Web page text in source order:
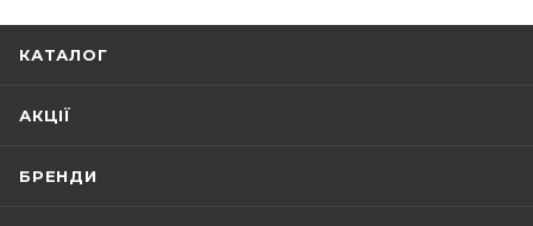
КАТАЛОГ
АКЦІЇ
БРЕНДИ